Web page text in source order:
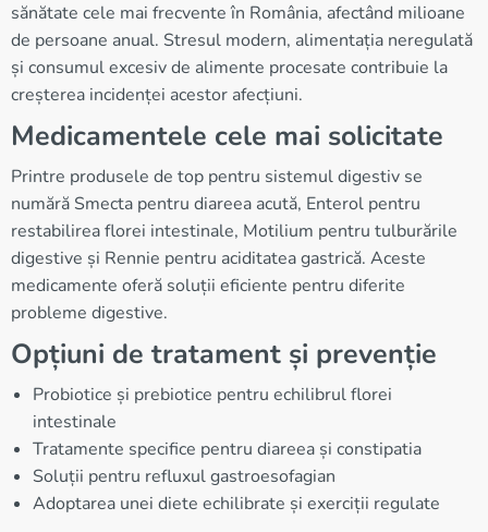
sănătate cele mai frecvente în România, afectând milioane
de persoane anual. Stresul modern, alimentația neregulată
și consumul excesiv de alimente procesate contribuie la
creșterea incidenței acestor afecțiuni.
Medicamentele cele mai solicitate
Printre produsele de top pentru sistemul digestiv se
numără Smecta pentru diareea acută, Enterol pentru
restabilirea florei intestinale, Motilium pentru tulburările
digestive și Rennie pentru aciditatea gastrică. Aceste
medicamente oferă soluții eficiente pentru diferite
probleme digestive.
Opțiuni de tratament și prevenție
Probiotice și prebiotice pentru echilibrul florei
intestinale
Tratamente specifice pentru diareea și constipatia
Soluții pentru refluxul gastroesofagian
Adoptarea unei diete echilibrate și exerciții regulate